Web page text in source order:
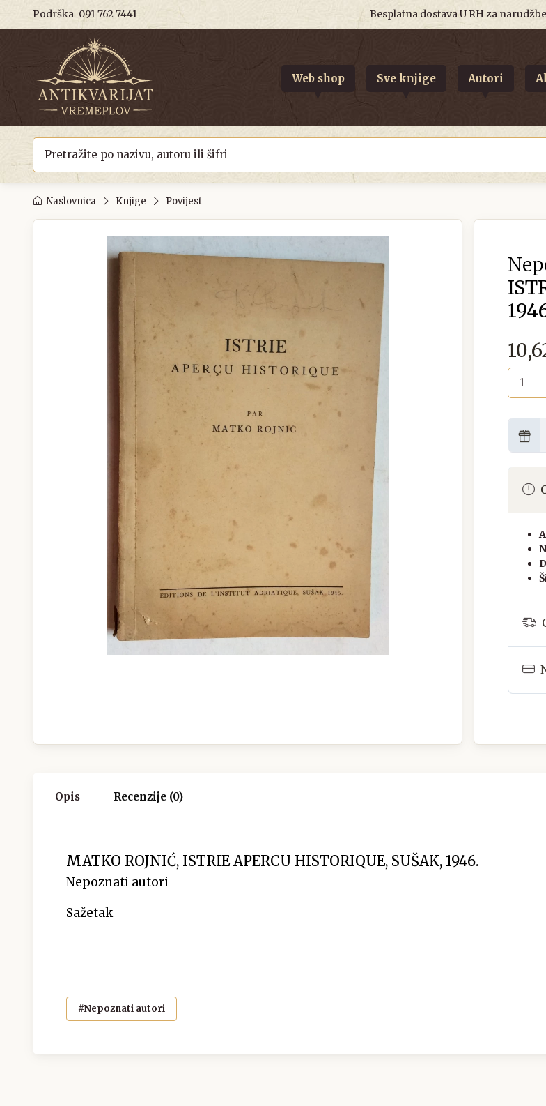
Podrška 091 762 7441 Besplatna dostava U RH za
Web shop Sve knjige Autori
Naslovnica Knjige Povijest
Opis Recenzije (0)
MATKO ROJNIĆ, ISTRIE APERCU HISTORIQUE, SUŠAK, 1946.
Nepoznati autori
Sažetak
#Nepoznati autori